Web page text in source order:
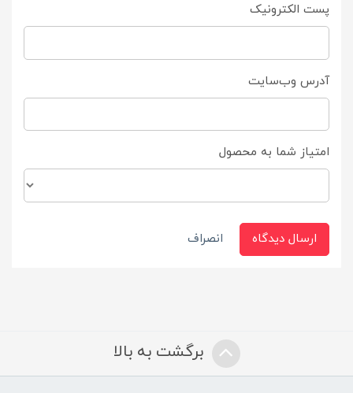
پست الکترونیک
آدرس وب‌سایت
امتیاز شما به محصول
ارسال دیدگاه انصراف
برگشت به بالا